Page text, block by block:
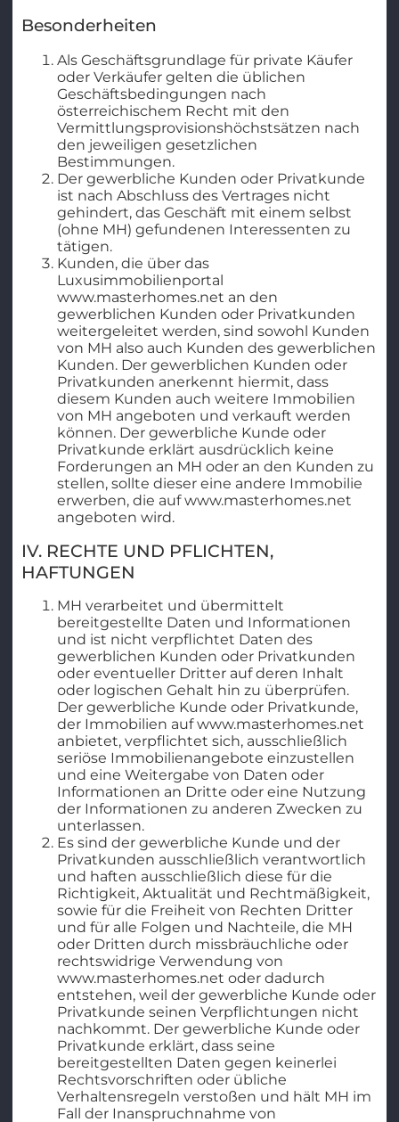
Besonderheiten
Als Geschäftsgrundlage für private Käufer
oder Verkäufer gelten die üblichen
Geschäftsbedingungen nach
österreichischem Recht mit den
Vermittlungsprovisionshöchstsätzen nach
den jeweiligen gesetzlichen
Bestimmungen.
Der gewerbliche Kunden oder Privatkunde
ist nach Abschluss des Vertrages nicht
gehindert, das Geschäft mit einem selbst
(ohne MH) gefundenen Interessenten zu
tätigen.
Kunden, die über das
Luxusimmobilienportal
www.masterhomes.net an den
gewerblichen Kunden oder Privatkunden
weitergeleitet werden, sind sowohl Kunden
von MH also auch Kunden des gewerblichen
Kunden. Der gewerblichen Kunden oder
Privatkunden anerkennt hiermit, dass
diesem Kunden auch weitere Immobilien
von MH angeboten und verkauft werden
können. Der gewerbliche Kunde oder
Privatkunde erklärt ausdrücklich keine
Forderungen an MH oder an den Kunden zu
stellen, sollte dieser eine andere Immobilie
erwerben, die auf www.masterhomes.net
angeboten wird.
IV. RECHTE UND PFLICHTEN,
HAFTUNGEN
MH verarbeitet und übermittelt
bereitgestellte Daten und Informationen
und ist nicht verpflichtet Daten des
gewerblichen Kunden oder Privatkunden
oder eventueller Dritter auf deren Inhalt
oder logischen Gehalt hin zu überprüfen.
Der gewerbliche Kunde oder Privatkunde,
der Immobilien auf www.masterhomes.net
anbietet, verpflichtet sich, ausschließlich
seriöse Immobilienangebote einzustellen
und eine Weitergabe von Daten oder
Informationen an Dritte oder eine Nutzung
der Informationen zu anderen Zwecken zu
unterlassen.
Es sind der gewerbliche Kunde und der
Privatkunden ausschließlich verantwortlich
und haften ausschließlich diese für die
Richtigkeit, Aktualität und Rechtmäßigkeit,
sowie für die Freiheit von Rechten Dritter
und für alle Folgen und Nachteile, die MH
oder Dritten durch missbräuchliche oder
rechtswidrige Verwendung von
www.masterhomes.net oder dadurch
entstehen, weil der gewerbliche Kunde oder
Privatkunde seinen Verpflichtungen nicht
nachkommt. Der gewerbliche Kunde oder
Privatkunde erklärt, dass seine
bereitgestellten Daten gegen keinerlei
Rechtsvorschriften oder übliche
Verhaltensregeln verstoßen und hält MH im
Fall der Inanspruchnahme von